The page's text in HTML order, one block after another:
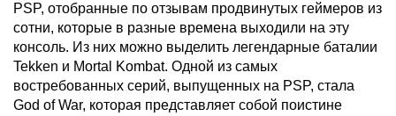
PSP, отобранные по отзывам продвинутых геймеров из
сотни, которые в разные времена выходили на эту
консоль. Из них можно выделить легендарные баталии
Tekken и Mortal Kombat. Одной из самых
востребованных серий, выпущенных на PSP, стала
God of War, которая представляет собой поистине